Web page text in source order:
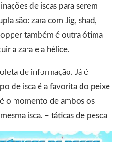
de iscas para serem
são: zara com Jig, shad,
também é outra ótima
a zara e a hélice.
de informação. Já é
de isca é a favorita do peixe
o momento de ambos os
isca. – táticas de pesca